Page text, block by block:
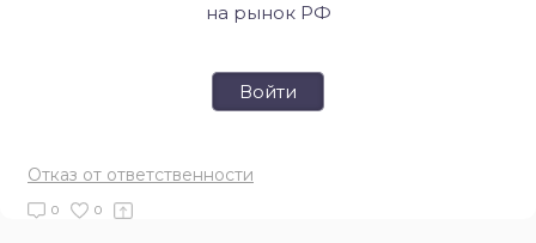
на рынок РФ
Войти
Отказ от ответственности
0 0